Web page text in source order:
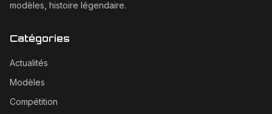
modèles, histoire légendaire.
Catégories
Actualités
Modèles
Compétition